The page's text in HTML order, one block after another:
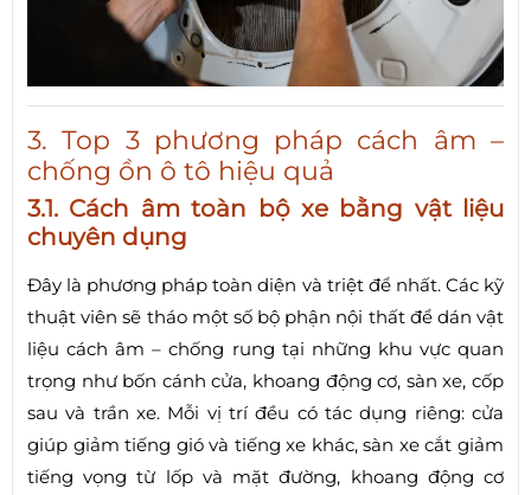
3. Top 3 phương pháp cách âm –
chống ồn ô tô hiệu quả
3.1. Cách âm toàn bộ xe bằng vật liệu
chuyên dụng
Đây là phương pháp toàn diện và triệt để nhất. Các kỹ
thuật viên sẽ tháo một số bộ phận nội thất để dán vật
liệu cách âm – chống rung tại những khu vực quan
trọng như bốn cánh cửa, khoang động cơ, sàn xe, cốp
sau và trần xe. Mỗi vị trí đều có tác dụng riêng: cửa
giúp giảm tiếng gió và tiếng xe khác, sàn xe cắt giảm
tiếng vọng từ lốp và mặt đường, khoang động cơ